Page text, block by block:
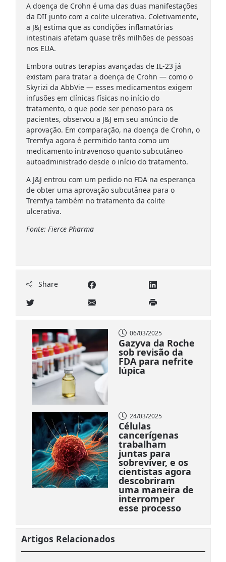
A doença de Crohn é uma das duas manifestações
da DII junto com a colite ulcerativa. Coletivamente,
a J&J estima que as condições inflamatórias
intestinais afetam quase três milhões de pessoas
nos EUA.
Embora outras terapias avançadas de IL-23 já
existam para tratar a doença de Crohn — como o
Skyrizi da AbbVie — esses medicamentos exigem
infusões em clínicas físicas no início do
tratamento, o que pode ser penoso para os
pacientes, observou a J&J em seu anúncio de
aprovação. Em comparação, na doença de Crohn, o
Tremfya agora é permitido tanto como um
medicamento intravenoso quanto subcutâneo
autoadministrado desde o início do tratamento.
A J&J entrou com um pedido no FDA na esperança
de obter uma aprovação subcutânea para o
Tremfya também no tratamento da colite
ulcerativa.
Fonte: Fierce Pharma
Share
06/03/2025
Gazyva da Roche
sob revisão da
FDA para nefrite
lúpica
24/03/2025
Células
cancerígenas
trabalham
juntas para
sobreviver, e os
cientistas agora
descobriram
uma maneira de
interromper
esse processo
Artigos Relacionados